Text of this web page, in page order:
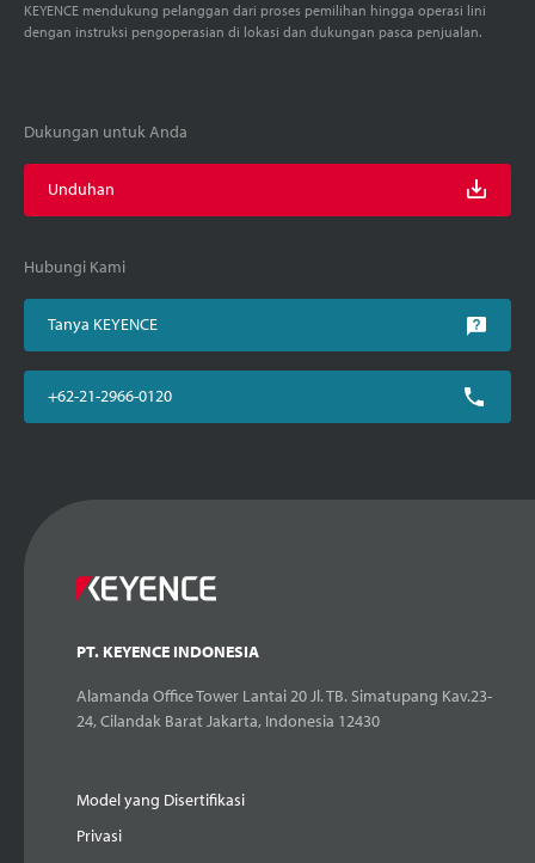
KEYENCE mendukung pelanggan dari proses pemilihan hingga operasi lini
dengan instruksi pengoperasian di lokasi dan dukungan pasca penjualan.
Dukungan untuk Anda
Unduhan
Hubungi Kami
Tanya KEYENCE
+62-21-2966-0120
PT. KEYENCE INDONESIA
Alamanda Office Tower Lantai 20 Jl. TB. Simatupang Kav.23-
24, Cilandak Barat Jakarta, Indonesia 12430
Model yang Disertifikasi
Privasi